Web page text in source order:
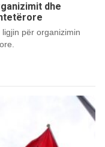
dhe
për organizimin